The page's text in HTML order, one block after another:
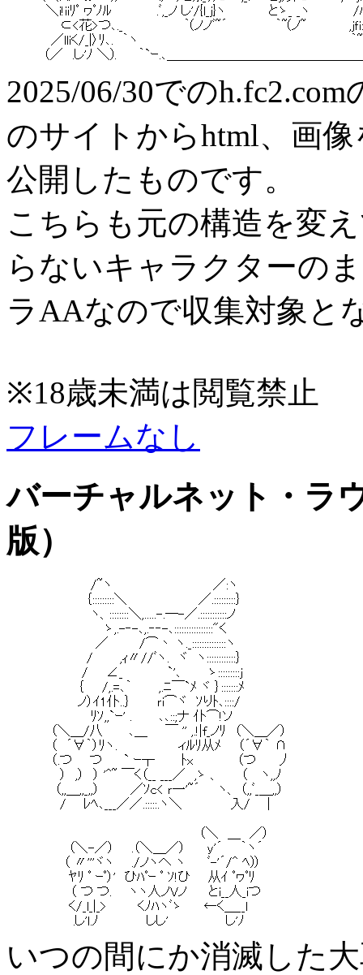
2025/06/30での
のサイトからhtml、画
公開したものです。
こちらも元の構造を変
らないキャラクターの
ラAAなので収集対象と
※18歳未満は閲覧禁止
フレームなし
バーチャルネット・ラ
版）
いつの間にか消滅した